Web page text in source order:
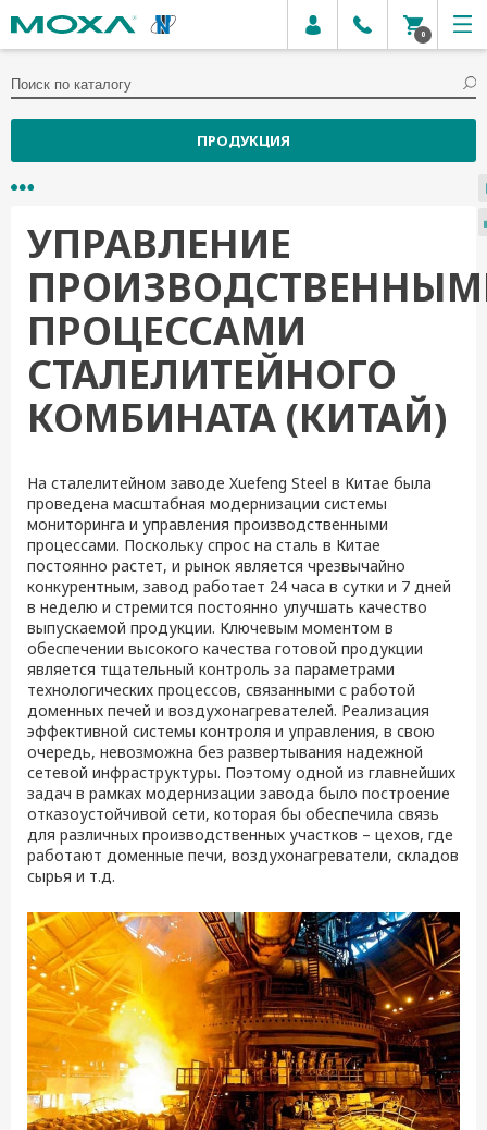
0
ПРОДУКЦИЯ
УПРАВЛЕНИЕ
ПРОЦЕССАМИ
СТАЛЕЛИТЕЙНОГО
КОМБИНАТА (КИТАЙ)
На сталелитейном заводе Xuefeng Steel в Китае была
проведена масштабная модернизации системы
мониторинга и управления производственными
процессами. Поскольку спрос на сталь в Китае
постоянно растет, и рынок является чрезвычайно
конкурентным, завод работает 24 часа в сутки и 7 дней
в неделю и стремится постоянно улучшать качество
выпускаемой продукции. Ключевым моментом в
обеспечении высокого качества готовой продукции
является тщательный контроль за параметрами
технологических процессов, связанными с работой
доменных печей и воздухонагревателей. Реализация
эффективной системы контроля и управления, в свою
очередь, невозможна без развертывания надежной
сетевой инфраструктуры. Поэтому одной из главнейших
задач в рамках модернизации завода было построение
отказоустойчивой сети, которая бы обеспечила связь
для различных производственных участков – цехов, где
работают доменные печи, воздухонагреватели, складов
сырья и т.д.